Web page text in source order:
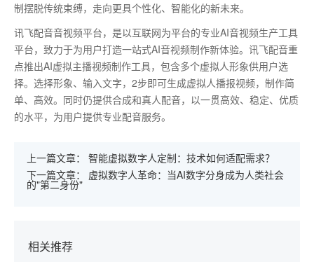
制摆脱传统束缚，走向更具个性化、智能化的新未来。
讯飞配音音视频平台，是以互联网为平台的专业AI音视频生产工具
平台，致力于为用户打造一站式AI音视频制作新体验。讯飞配音重
点推出AI虚拟主播视频制作工具，包含多个虚拟人形象供用户选
择。选择形象、输入文字，2步即可生成虚拟人播报视频，制作简
单、高效。同时仍提供合成和真人配音，以一贯高效、稳定、优质
的水平，为用户提供专业配音服务。
上一篇文章： 智能虚拟数字人定制：技术如何适配需求？
下一篇文章： 虚拟数字人革命：当AI数字分身成为人类社会
的"第二身份"
相关推荐